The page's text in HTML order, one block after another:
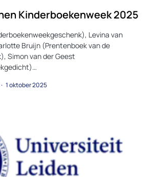
Kinderboekenweek 2025
Levina van
Bruijn (Prentenboek van de
Simon van der Geest
1 oktober 2025